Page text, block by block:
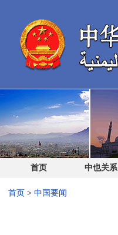
首页 中也关系
首页 > 中国要闻